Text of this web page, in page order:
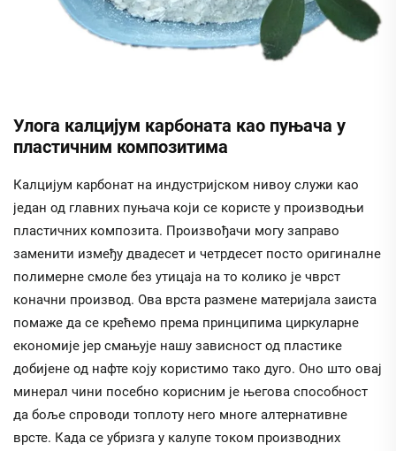
Улога калцијум карбоната као пуњача у
пластичним композитима
Калцијум карбонат на индустријском нивоу служи као
један од главних пуњача који се користе у производњи
пластичних композита. Произвођачи могу заправо
заменити између двадесет и четрдесет посто оригиналне
полимерне смоле без утицаја на то колико је чврст
коначни производ. Ова врста размене материјала заиста
помаже да се крећемо према принципима циркуларне
економије јер смањује нашу зависност од пластике
добијене од нафте коју користимо тако дуго. Оно што овај
минерал чини посебно корисним је његова способност
да боље спроводи топлоту него многе алтернативне
врсте. Када се убризга у калупе током производних